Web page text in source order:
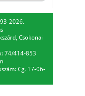
2026.
Csokonai
74/414-853
Cg. 17-06-